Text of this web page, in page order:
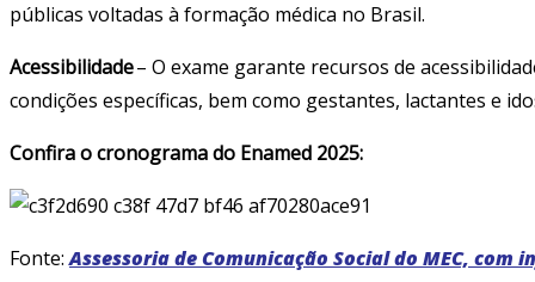
públicas voltadas à formação médica no Brasil.
Acessibilidade– O exame garante recursos de
condições específicas, bem como gestantes, lactantes e
Confira o cronograma do Enamed 2025:
Fonte:Assessoria de Comunicação Social do MEC, com